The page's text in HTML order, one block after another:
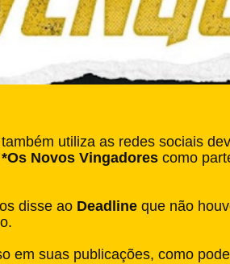
utiliza as redes sociais
*Os Novos Vingadores como
disse ao Deadline que não
em suas publicações, como